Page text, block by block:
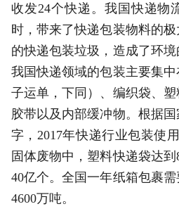
收发24个快递。我国快递物
时，带来了快递包装物料的
的快递包装垃圾，造成了环境
我国快递领域的包装主要集
子运单，下同）、编织袋、塑
胶带以及内部缓冲物。根据
字，2017年快递行业包装使
固体废物中，塑料快递袋达
40亿个。全国一年纸箱包裹
4600万吨。